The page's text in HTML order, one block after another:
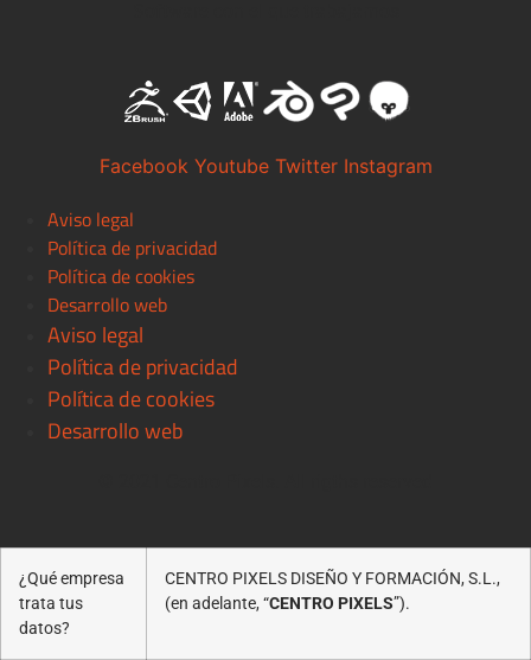
Facebook Youtube Twitter Instagram
Aviso legal
Política de privacidad
Política de cookies
Desarrollo web
Aviso legal
Política de privacidad
Política de cookies
Desarrollo web
¿Qué empresa
trata tus
datos?
CENTRO PIXELS DISEÑO Y FORMACIÓN, S.L.,
(en adelante, “CENTRO PIXELS”).